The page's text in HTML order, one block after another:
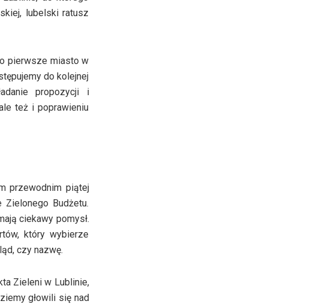
lubelski ratusz
pierwsze miasto w
do kolejnej
propozycji i
też i poprawieniu
przewodnim piątej
Budżetu.
ciekawy pomysł.
który wybierze
czy nazwę.
Zieleni w Lublinie,
głowili się nad